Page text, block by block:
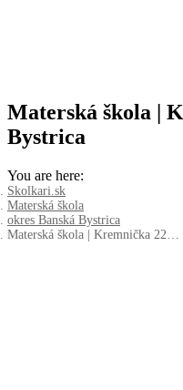
Materská škola |
Bystrica
You are here:
Skolkari.sk
Materská škola
okres Banská Bystrica
Materská škola | Kremnička 22…